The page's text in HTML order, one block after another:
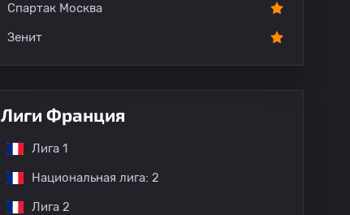
Спартак Москва
Зенит
Лиги Франция
Лига 1
Национальная лига: 2
Лига 2